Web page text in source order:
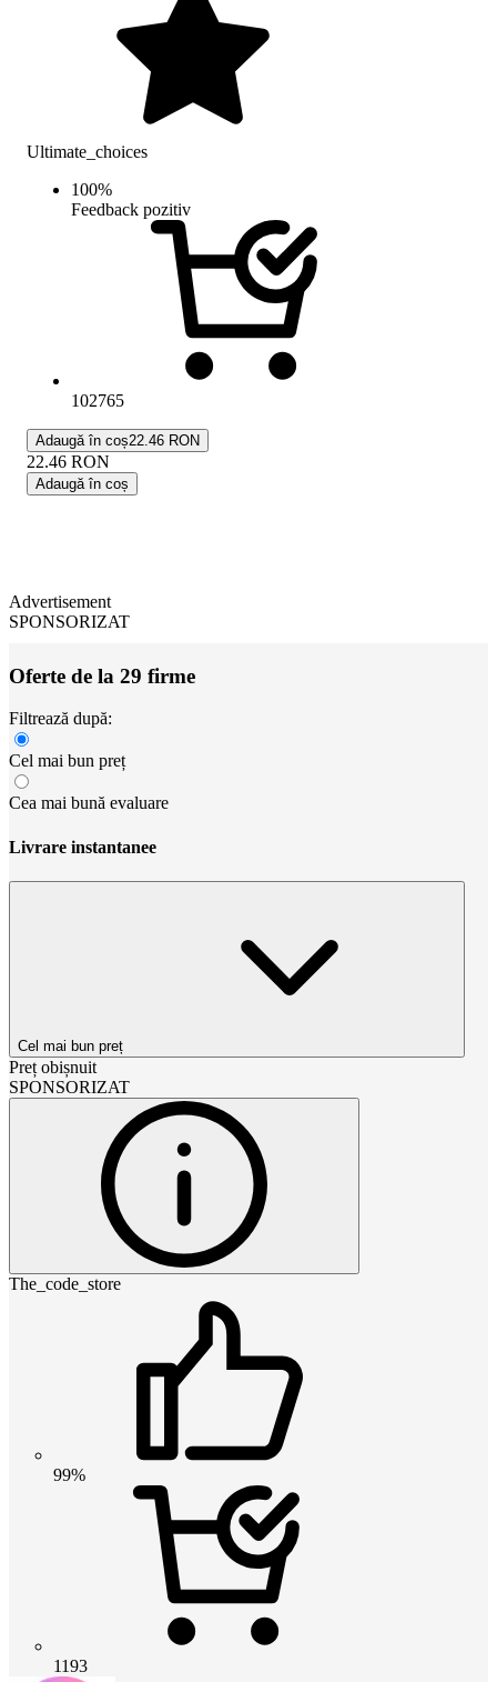
Ultimate_choices
100%
Feedback pozitiv
102765
Adaugă în coș22.46 RON
22.46 RON
Adaugă în coș
Advertisement
SPONSORIZAT
Oferte de la 29 firme
Filtrează după:
Cel mai bun preț
Cea mai bună evaluare
Livrare instantanee
Cel mai bun preț
Preț obișnuit
SPONSORIZAT
The_code_store
99%
1193